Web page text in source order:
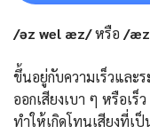
/əz wel æz/หรือ /
ขึ้นอยู่กับความเร็วและ
ออกเสียงเบา ๆ หรือเร็
ทำให้เกิดโทนเสียงที่เ